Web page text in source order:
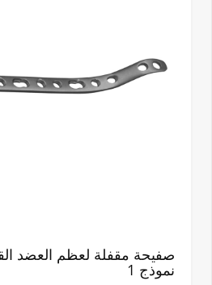
صفيحة مقفلة لعظم العضد
نموذج 1